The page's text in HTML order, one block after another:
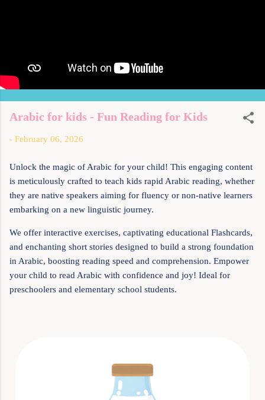
Arabic for kids - Fun Reading for Kids
- February 06, 2026
Unlock the magic of Arabic for your child! This engaging content
is meticulously crafted to teach kids rapid Arabic reading, whether
they are native speakers aiming for fluency or non-native learners
embarking on a new linguistic journey.
We offer interactive exercises, captivating educational Flashcards,
and enchanting short stories designed to build a strong foundation
in Arabic, boosting reading speed and comprehension. Empower
your child to read Arabic with confidence and joy! Ideal for
preschoolers and elementary school students.